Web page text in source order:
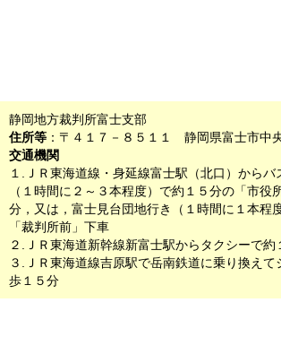
静岡地方裁判所富士支部
住所等 ：〒４１７－８５１１ 静岡県富士市中
交通機関
１.ＪＲ東海道線・身延線富士駅（北口）からバ
（１時間に２～３本程度）で約１５分の「市役
分，又は，富士見台団地行き（１時間に１本程
「裁判所前」下車
２.ＪＲ東海道新幹線新富士駅からタクシーで約
３.ＪＲ東海道線吉原駅で岳南鉄道に乗り換えて
歩１５分